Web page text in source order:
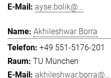
ayse.bolik@...
Akhileshwar Borra
+49 551-5176-201
TU München
akhileshwar.borra@...